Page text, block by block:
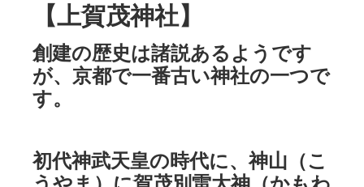
【上賀茂神社】
創建の歴史は諸説あるようです
が、京都で一番古い神社の一つで
す。
初代神武天皇の時代に、神山（こ